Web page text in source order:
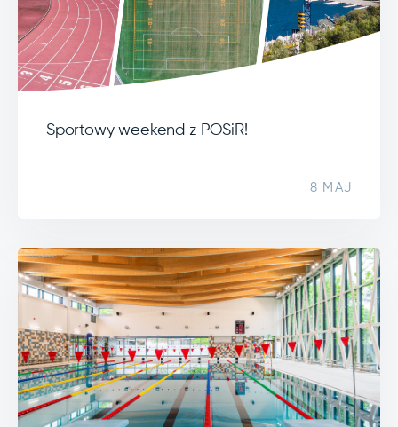
Sportowy weekend z POSiR!
8 MAJ